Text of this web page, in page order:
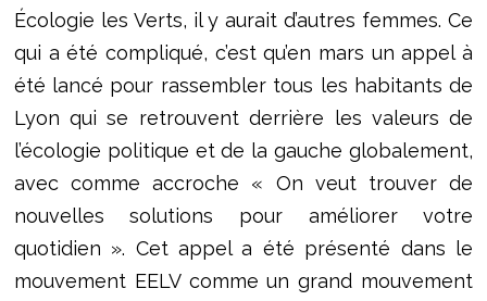
Écologie les Verts, il y aurait d’autres femmes. Ce
qui a été compliqué, c’est qu’en mars un appel à
été lancé pour rassembler tous les habitants de
Lyon qui se retrouvent derrière les valeurs de
l’écologie politique et de la gauche globalement,
avec comme accroche « On veut trouver de
nouvelles solutions pour améliorer votre
quotidien ». Cet appel a été présenté dans le
mouvement EELV comme un grand mouvement